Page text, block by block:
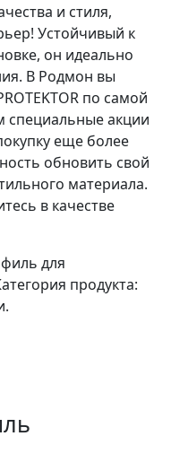
и стиля,
Устойчивый к
он идеально
В Родмон вы
по самой
специальные акции
еще более
обновить свой
материала.
в качестве
для
продукта: